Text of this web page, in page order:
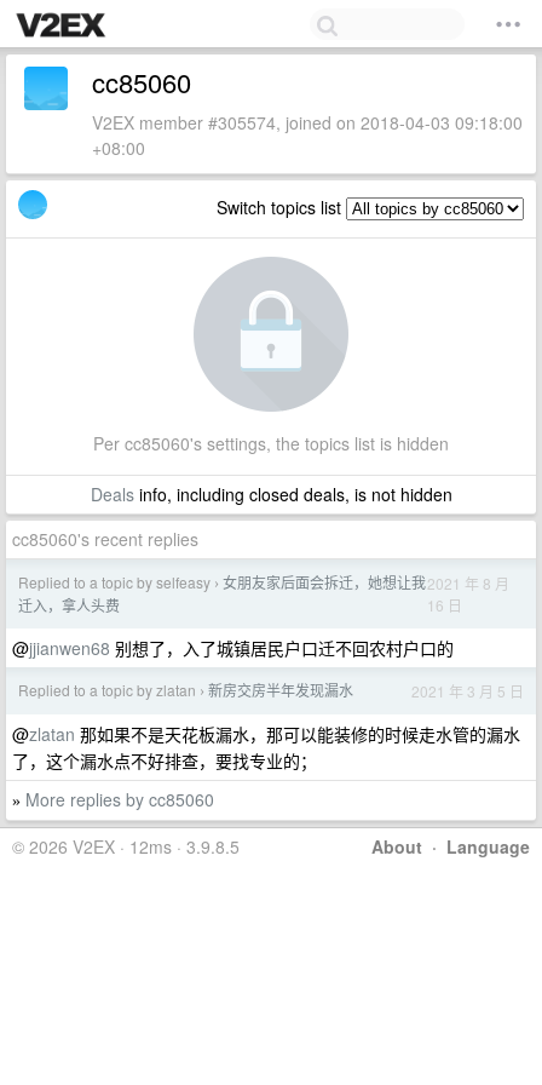
cc85060
V2EX member #305574, joined on 2018-04-03 09:18:00
+08:00
Switch topics list
Per cc85060's settings, the topics list is hidden
Dealsinfo, including closed deals, is not hidden
cc85060's recent replies
Replied to a topic by selfeasy › 女朋友家后面会拆迁，她想让我
迁入，拿人头费
2021 年 8 月
16 日
@jjianwen68 别想了，入了城镇居民户口迁不回农村户口的
Replied to a topic by zlatan › 新房交房半年发现漏水 2021 年 3 月 5 日
@zlatan 那如果不是天花板漏水，那可以能装修的时候走水管的漏水
了，这个漏水点不好排查，要找专业的；
» More replies by cc85060
About · Language
© 2026 V2EX · 12ms · 3.9.8.5